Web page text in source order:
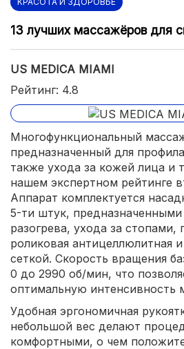
13 лучших массажёров для
US MEDICA MIAMI
Рейтинг: 4.8
Многофункциональный
предназначенный для
также ухода за кожей лица и
нашем экспертном рейтинге
Аппарат комплектуется
5-ти штук,
разогрева, ухода за стопами,
роликовая антицеллюлитная
сеткой. Скорость вращения
0 до 2990 об/мин, что
оптимальную интенсивность
Удобная эргономичная
небольшой вес делают
комфортными, о чем